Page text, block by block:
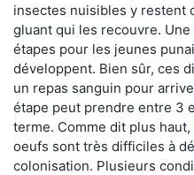
insectes nuisibles y restent
gluant qui les recouvre.
étapes pour les jeunes
développent. Bien sûr, ces
un repas sanguin pour
étape peut prendre entre 3
terme. Comme dit plus
oeufs sont très difficiles à
colonisation. Plusieurs